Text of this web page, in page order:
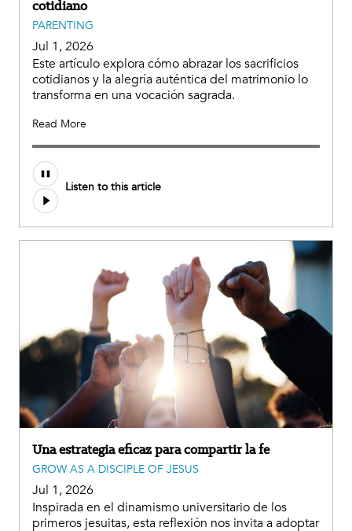
cotidiano
PARENTING
Jul 1, 2026
Este artículo explora cómo abrazar los sacrificios
cotidianos y la alegría auténtica del matrimonio lo
transforma en una vocación sagrada.
Read More
Listen to this article
Una estrategia eficaz para compartir la fe
GROW AS A DISCIPLE OF JESUS
Jul 1, 2026
Inspirada en el dinamismo universitario de los
primeros jesuitas, esta reflexión nos invita a adoptar